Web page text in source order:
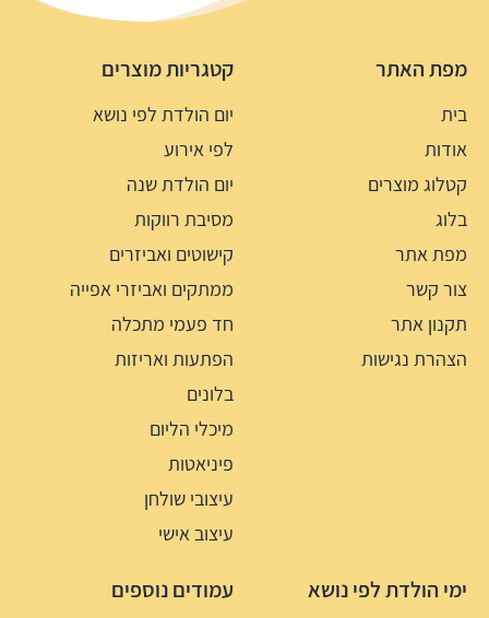
מפת האתר
בית
אודות
קטלוג מוצרים
בלוג
מפת אתר
צור קשר
תקנון אתר
הצהרת נגישות
קטגריות מוצרים
יום הולדת לפי נושא
לפי אירוע
יום הולדת שנה
מסיבת רווקות
קישוטים ואביזרים
ממתקים ואביזרי אפייה
חד פעמי מתכלה
הפתעות ואריזות
בלונים
מיכלי הליום
פיניאטות
עיצובי שולחן
עיצוב אישי
ימי הולדת לפי נושא עמודים נוספים